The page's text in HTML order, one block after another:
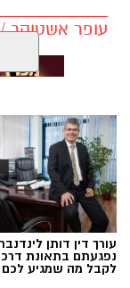
האזהרה
הושלמו לכלל
ובהמשך
בין המוצרים
הבריאות, ולכן
HAIR
Shampoo
עופר אשטוקר / 13:14
תגים:סחר
עורך דין דותן
נפגעתם בתאונת
לקבל מה שמגיע לכם